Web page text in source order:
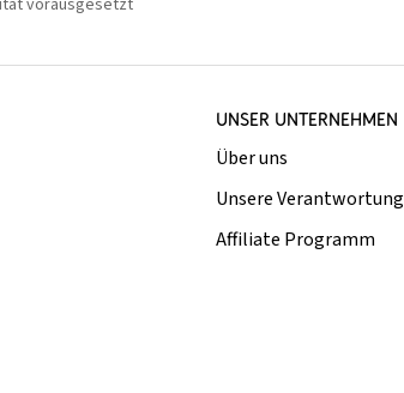
vorausgesetzt
UNSER UNTERNEHMEN
Über uns
Unsere Verantwortung
Affiliate Programm